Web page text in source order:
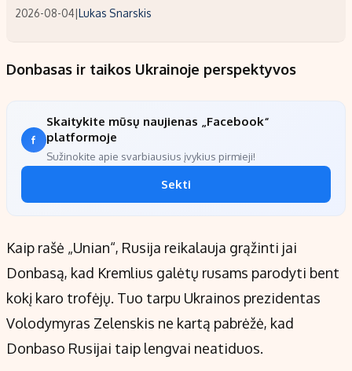
2026-08-04|Lukas Snarskis
Donbasas ir taikos Ukrainoje perspektyvos
Skaitykite mūsų naujienas „Facebook“
platformoje
Sužinokite apie svarbiausius įvykius pirmieji!
Sekti
Kaip rašė „Unian“, Rusija reikalauja grąžinti jai
Donbasą, kad Kremlius galėtų rusams parodyti bent
kokį karo trofėjų. Tuo tarpu Ukrainos prezidentas
Volodymyras Zelenskis ne kartą pabrėžė, kad
Donbaso Rusijai taip lengvai neatiduos.